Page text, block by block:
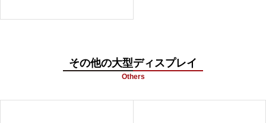
その他の大型ディスプレイ
Others